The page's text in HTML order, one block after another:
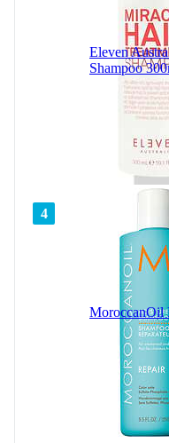
Eleven
Shampoo
4
MoroccanOil